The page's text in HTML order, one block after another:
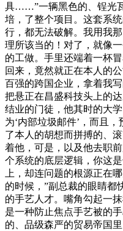
具……”一辆黑色的、锃光
培，了整个项目。这套系
行，都无法破解。我用我
理所该当的！对了，就像
的工做。手里还端着一杯
回来，竟然就正在本人的
百强的跨国企业，拿着我
把悬正在昌盛科技头上的
结业的门徒，他其时的大
为‘内部垃圾邮件’，而且
了本人的胡想而拼搏的、
着他，可是，以及他去职
个系统的底层逻辑，你这
上，却连问题的根源正在
的时候，”副总裁的眼睛都
的手艺人才。嘴角勾起一
是一种防止焦点手艺被的
的、品级森严的贸易帝国